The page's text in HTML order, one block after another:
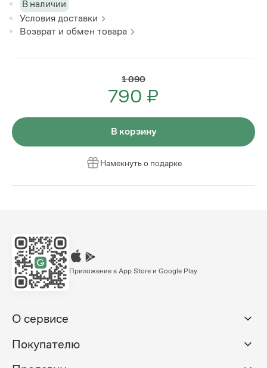
В наличии
Условия доставки
Возврат и обмен товара
1 090
790 ₽
В корзину
Намекнуть о подарке
Приложение в App Store и Google Play
О сервисе
Покупателю